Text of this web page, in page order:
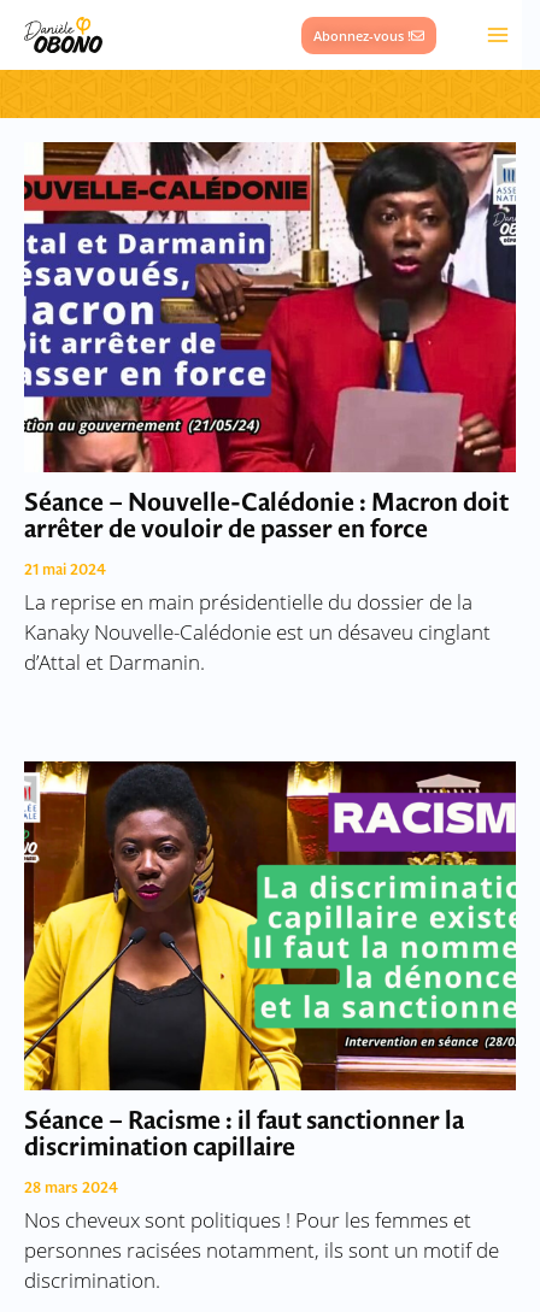
contenu
Abonnez-vous !
Séance – Nouvelle-Calédonie : Macron doit
arrêter de vouloir de passer en force
21 mai 2024
La reprise en main présidentielle du dossier de la
Kanaky Nouvelle-Calédonie est un désaveu cinglant
d’Attal et Darmanin.
Séance – Racisme : il faut sanctionner la
discrimination capillaire
28 mars 2024
Nos cheveux sont politiques ! Pour les femmes et
personnes racisées notamment, ils sont un motif de
discrimination.
PagePage